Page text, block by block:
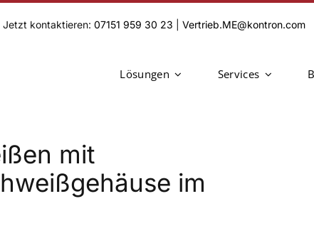
Jetzt kontaktieren:07151 959 30 23 |Vertrieb.ME@kontron.com
Lösungen Services
mit
im